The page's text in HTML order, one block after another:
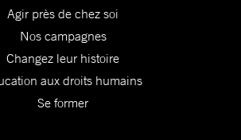
Agir près de chez soi
Nos campagnes
Changez leur histoire
aux droits humains
Se former